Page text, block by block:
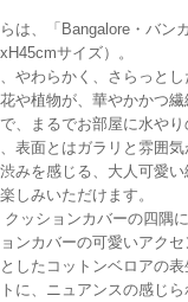
らは、「Bangalore・バ
サイズ）。
やわらかく、さらっと
や植物が、華やかかつ
、まるでお部屋に水や
表面とはガラリと雰囲
みを感じる、大人可愛
しみいただけます。
クッションカバーの四隅
ンカバーの可愛いアク
したコットンベロアの
に、ニュアンスの感じ